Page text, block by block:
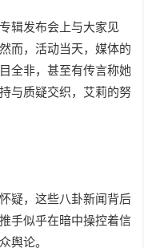
辑发布会上与大家见
而，活动当天，媒体的
全非，甚至有传言称她
与质疑交织，艾莉的努
疑，这些八卦新闻背后
手似乎在暗中操控着信
舆论。